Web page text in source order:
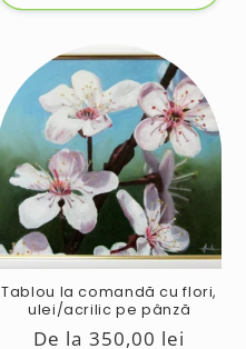
Tablou la comandă cu flori,
ulei/acrilic pe pânză
Preț
De la 350,00 lei